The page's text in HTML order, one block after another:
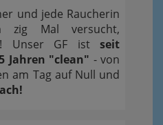
und jede Raucherin
zig Mal versucht,
Unser GF ist seit
Jahren "clean" - von
am Tag auf Null und